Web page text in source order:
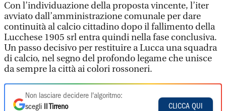
Con l’individuazione della proposta vincente, l’iter
avviato dall’amministrazione comunale per dare
continuità al calcio cittadino dopo il fallimento della
Lucchese 1905 srl entra quindi nella fase conclusiva.
Un passo decisivo per restituire a Lucca una squadra
di calcio, nel segno del profondo legame che unisce
da sempre la città ai colori rossoneri.
Non lasciare decidere l'algoritmo:
scegli
Il Tirreno
CLICCA QUI